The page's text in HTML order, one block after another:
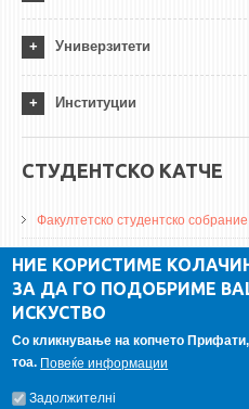
Универзитети
Институции
СТУДЕНТСКО КАТЧЕ
Факултетско студентско собрание
ДА Винчи магазин
Алумни асоцијација
ГАЛЕРИЈА
НИЕ КОРИСТИМЕ
ЗА ДА ГО ПОДОБРИМЕ
ИСКУСТВО
Со кликнување на копчето
тоа. Повеќе информации
Задолжителнi